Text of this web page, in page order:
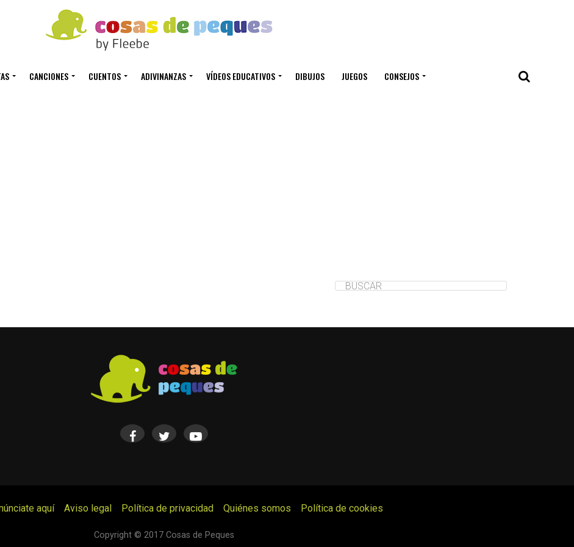
CANCIONES CUENTOS ADIVINANZAS VÍDEOS EDUCATIVOS DIBUJOS JUEGOS CONSEJOS
aquí Aviso legal Política de privacidad Quiénes somos
Política de cookies
Copyright © 2017 Cosas de Peques